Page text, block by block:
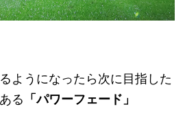
ようになったら次に目指した
る 「パワーフェード」